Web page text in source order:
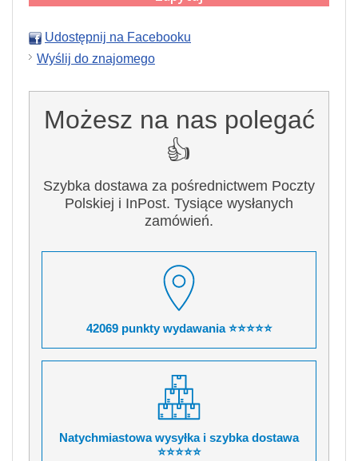
Udostępnij na Facebooku
Wyślij do znajomego
Możesz na nas polegać
👍
Szybka dostawa za pośrednictwem Poczty
Polskiej i InPost. Tysiące wysłanych
zamówień.
42069 punkty wydawania ⭐⭐⭐⭐⭐
Natychmiastowa wysyłka i szybka dostawa
⭐⭐⭐⭐⭐